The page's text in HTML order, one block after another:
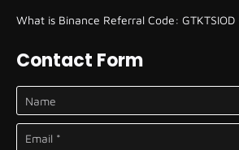
What is Binance Referral Code:
Contact Form